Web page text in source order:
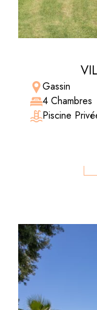
Gassin
4 Chambres
Piscine